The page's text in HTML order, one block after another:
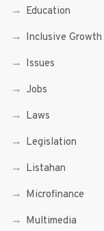
Education
Inclusive Growth
Issues
Jobs
Laws
Legislation
Listahan
Microfinance
Multimedia